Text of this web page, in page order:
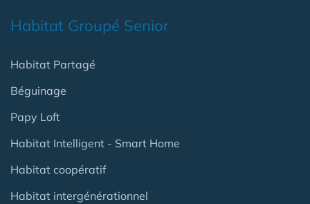
Habitat Groupé Senior
Habitat Partagé
Béguinage
Papy Loft
Habitat Intelligent - Smart Home
Habitat coopératif
Habitat intergénérationnel